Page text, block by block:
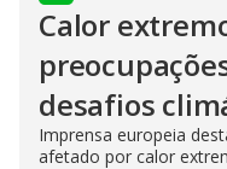
Calor
desafios
Imprensa europeia
afetado por calor